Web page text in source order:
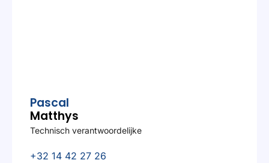
Pascal
Matthys
Technisch verantwoordelijke
+32 14 42 27 26